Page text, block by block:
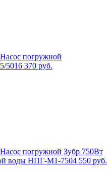
Насос погружной
5016 370 руб.
Насос погружной Зубр 750Вт
воды НПГ-М1-7504 550 руб.